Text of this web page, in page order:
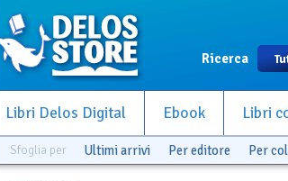
Ricerca
Libri Delos Digital Ebook Libri
Sfoglia per Ultimi arrivi Per editore Per